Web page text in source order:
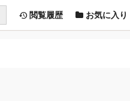
閲覧履歴 お気に入り